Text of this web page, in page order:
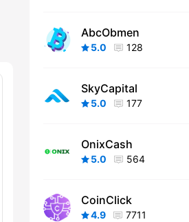
AbcObmen
5.0 128
SkyCapital
5.0 177
OnixCash
5.0 564
CoinClick
4.9 7711